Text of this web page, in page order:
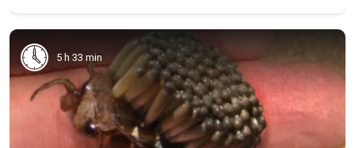
5 h 33 min